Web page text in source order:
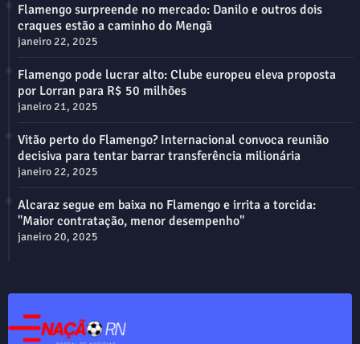
Flamengo surpreende no mercado: Danilo e outros dois
craques estão a caminho do Mengã
janeiro 22, 2025
Flamengo pode lucrar alto: Clube europeu eleva proposta
por Lorran para R$ 50 milhões
janeiro 21, 2025
Vitão perto do Flamengo? Internacional convoca reunião
decisiva para tentar barrar transferência milionária
janeiro 22, 2025
Alcaraz segue em baixa no Flamengo e irrita a torcida:
"Maior contratação, menor desempenho"
janeiro 20, 2025